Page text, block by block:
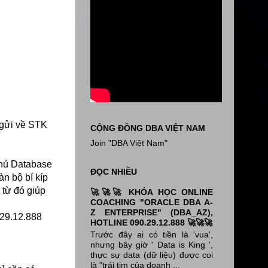
về STK
Database
bộ bí kíp
từ đó giúp
CỘNG ĐỒNG DBA VIỆT NAM
Join "DBA Việt Nam"
ĐỌC NHIỀU
🚀🚀🚀 KHÓA HỌC ONLINE
COACHING "ORACLE DBA A-
Z ENTERPRISE" (DBA_AZ),
HOTLINE 090.29.12.888 🚀🚀🚀
Trước đây ai có tiền là 'vua',
nhưng bây giờ ' Data is King ',
thực sự data (dữ liệu) được coi
là "trái tim của doanh ...